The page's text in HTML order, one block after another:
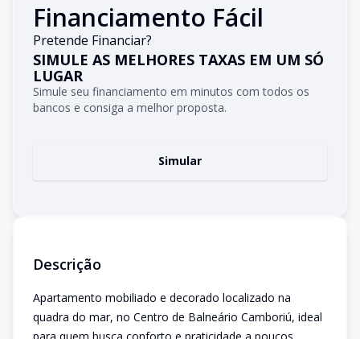
Financiamento Fácil
Pretende Financiar?
SIMULE AS MELHORES TAXAS EM UM SÓ
LUGAR
Simule seu financiamento em minutos com todos os
bancos e consiga a melhor proposta.
Simular
Descrição
Apartamento mobiliado e decorado localizado na
quadra do mar, no Centro de Balneário Camboriú, ideal